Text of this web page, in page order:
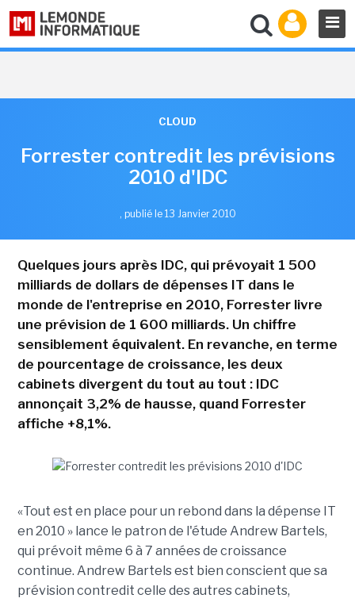
CLOUD
Forrester contredit les prévisions
2010 d'IDC
, publié le 13 Janvier 2010
Quelques jours après IDC, qui prévoyait 1 500
milliards de dollars de dépenses IT dans le
monde de l'entreprise en 2010, Forrester livre
une prévision de 1 600 milliards. Un chiffre
sensiblement équivalent. En revanche, en terme
de pourcentage de croissance, les deux
cabinets divergent du tout au tout : IDC
annonçait 3,2% de hausse, quand Forrester
affiche +8,1%.
«Tout est en place pour un rebond dans la dépense IT
en 2010 » lance le patron de l'étude Andrew Bartels,
qui prévoit même 6 à 7 années de croissance
continue. Andrew Bartels est bien conscient que sa
prévision contredit celle des autres cabinets,